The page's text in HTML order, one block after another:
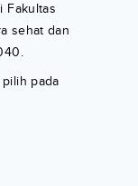
Fakultas
sehat dan
pada